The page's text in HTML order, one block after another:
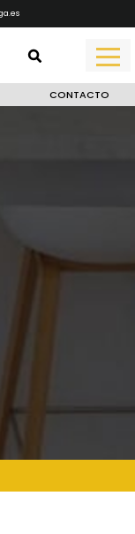
CONTACTO